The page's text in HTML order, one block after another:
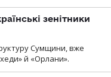
зенітники
Сумщини, вже
й «Орлани».